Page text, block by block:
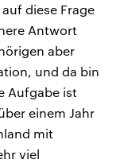
diese Frage
Antwort
aber
und da bin
Aufgabe ist
einem Jahr
mit
viel